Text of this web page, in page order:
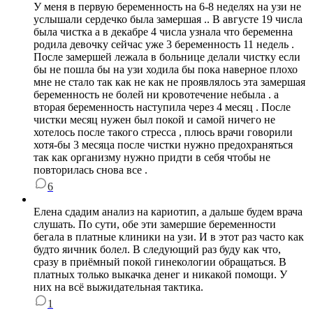
У меня в первую беременность на 6-8 неделях на узи не
услышали сердечко была замершая .. В августе 19 числа
была чистка а в декабре 4 числа узнала что беременна
родила девочку сейчас уже 3 беременность 11 недель .
После замершей лежала в больнице делали чистку если
бы не пошла бы на узи ходила бы пока наверное плохо
мне не стало так как не как не проявлялось эта замершая
беременность не болей ни кровотечение небыла . а
вторая беременность наступила через 4 месяц . После
чистки месяц нужен был покой и самой ничего не
хотелось после такого стресса , плюсь врачи говорили
хотя-бы 3 месяца после чистки нужно предохраняться
так как организму нужно придти в себя чтобы не
повторилась снова все .
6
Елена сдадим анализ на кариотип, а дальше будем врача
слушать. По сути, обе эти замершие беременности
бегала в платные клиники на узи. И в этот раз часто как
будто яичник болел. В следующий раз буду как что,
сразу в приёмный покой гинекологии обращаться. В
платных только выкачка денег и никакой помощи. У
них на всё выжидательная тактика.
1